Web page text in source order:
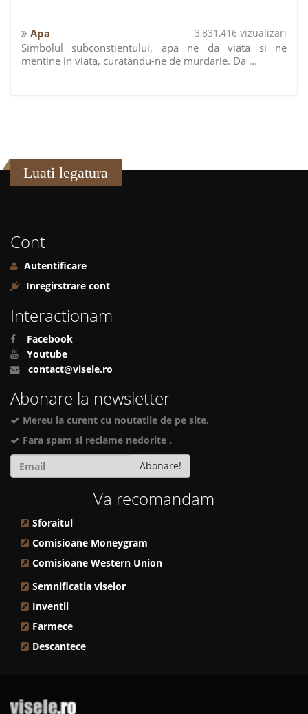
Apa 3,831,416 vizualizari
Simbolul subconstientului, apa ne da viata si ne
mentine in viata, curatandu-ne de murdarie. Da ...
Luati legatura
Cont
Autentificare
Inregirstrare cont
Interactionam
Facebook
Youtube
contact@visele.ro
Abonare la newsletter
Mereu la curent cu noutatile de pe site.
Fara spam si reclame nedorite .
Abonare!
Va recomandam
Sforaitul
Comisioane Moneygram
Comisioane Western Union
Semnificatia viselor
Inventii
Farmece
Descantece